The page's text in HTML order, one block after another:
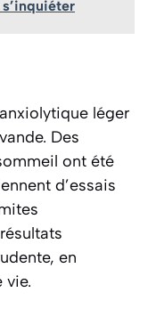
léger
Des
ont été
d’essais
en
vie.